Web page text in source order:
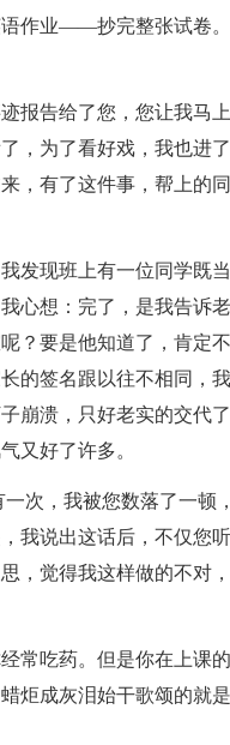
作业——抄完整张试卷。
告给了您，您让我马上
，为了看好戏，我也进
，有了这件事，帮上的
现班上有一位同学既
心想：完了，是我告诉
？要是他知道了，肯定
的签名跟以往不相同，
崩溃，只好老实的交代
又好了许多。
，我被您数落了一顿
我说出这话后，不仅您
，觉得我这样做的不对
吃药。但是你在上课
炬成灰泪始干歌颂的就是